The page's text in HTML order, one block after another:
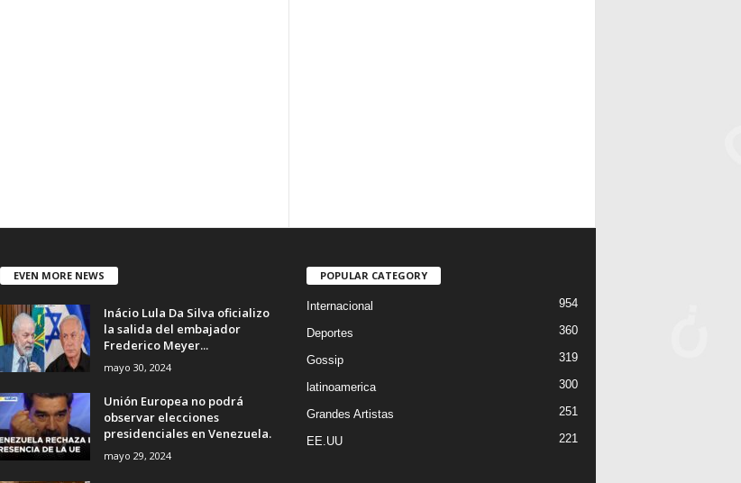
EVEN MORE NEWS
Inácio Lula Da Silva oficializo
la salida del embajador
Frederico Meyer...
mayo 30, 2024
Unión Europea no podrá
observar elecciones
presidenciales en Venezuela.
mayo 29, 2024
POPULAR CATEGORY
Internacional 954
Deportes 360
Gossip 319
latinoamerica 300
Grandes Artistas 251
EE.UU 221